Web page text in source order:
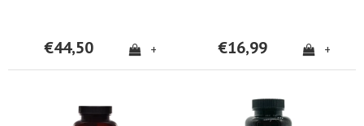
€44,50 + €16,99 +